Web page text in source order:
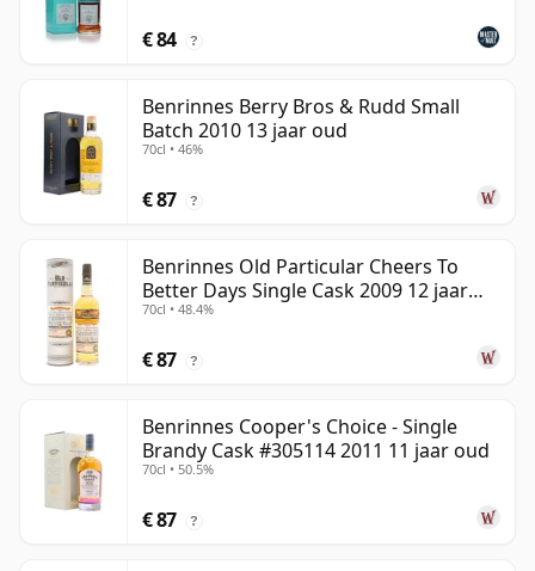
€ 84 ?
Benrinnes Berry Bros & Rudd Small
Batch 2010 13 jaar oud
70cl • 46%
€ 87 ?
Benrinnes Old Particular Cheers To
Better Days Single Cask 2009 12 jaar
oud
70cl • 48.4%
€ 87 ?
Benrinnes Cooper's Choice - Single
Brandy Cask #305114 2011 11 jaar oud
70cl • 50.5%
€ 87 ?